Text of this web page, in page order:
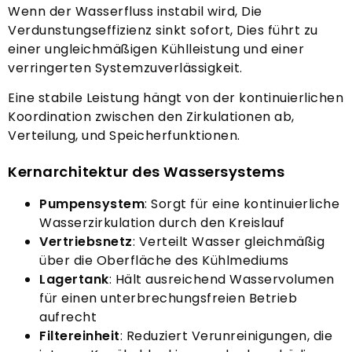
Wenn der Wasserfluss instabil wird, Die
Verdunstungseffizienz sinkt sofort, Dies führt zu
einer ungleichmäßigen Kühlleistung und einer
verringerten Systemzuverlässigkeit.
Eine stabile Leistung hängt von der kontinuierlichen
Koordination zwischen den Zirkulationen ab,
Verteilung, und Speicherfunktionen.
Kernarchitektur des Wassersystems
Pumpensystem: Sorgt für eine kontinuierliche
Wasserzirkulation durch den Kreislauf
Vertriebsnetz: Verteilt Wasser gleichmäßig
über die Oberfläche des Kühlmediums
Lagertank: Hält ausreichend Wasservolumen
für einen unterbrechungsfreien Betrieb
aufrecht
Filtereinheit: Reduziert Verunreinigungen, die